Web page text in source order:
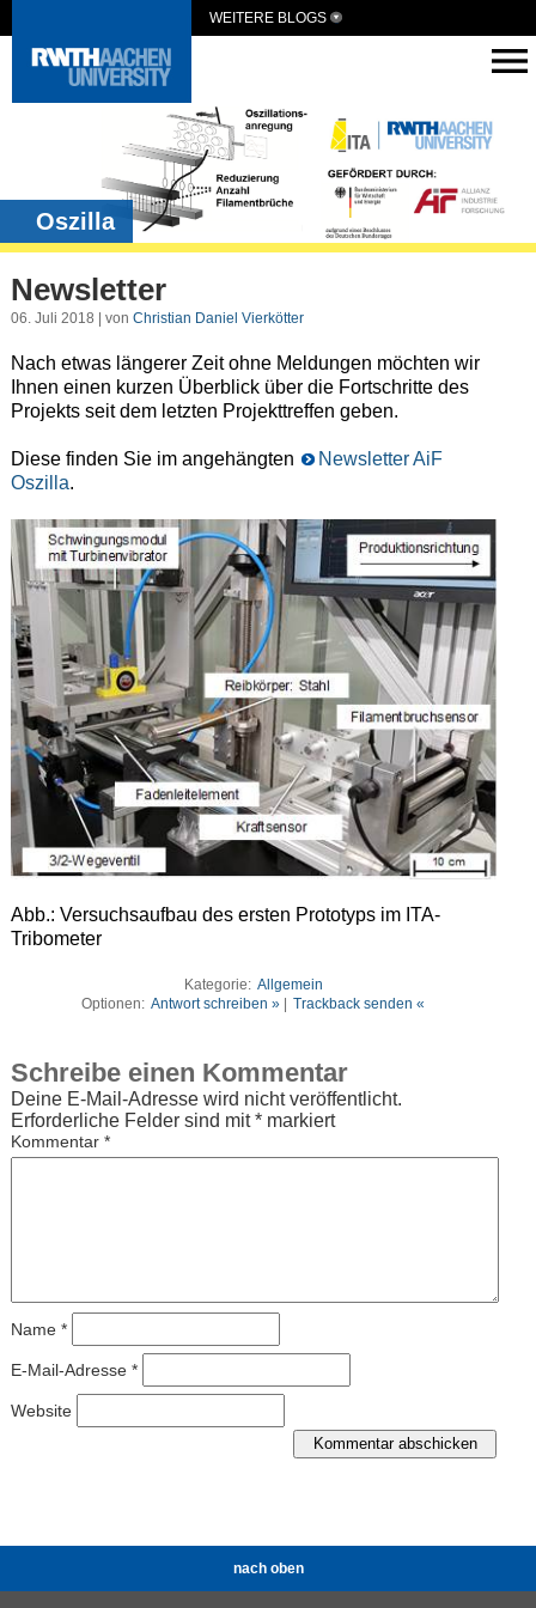
WEITERE BLOGS
Oszilla
Newsletter
06. Juli 2018 | von Christian Daniel Vierkötter
Nach etwas längerer Zeit ohne Meldungen möchten wir
Ihnen einen kurzen Überblick über die Fortschritte des
Projekts seit dem letzten Projekttreffen geben.
Diese finden Sie im angehängten
Newsletter AiF
Oszilla.
Abb.: Versuchsaufbau des ersten Prototyps im ITA-
Tribometer
Kategorie: Allgemein
Optionen: Antwort schreiben » Trackback senden «
Schreibe einen Kommentar
Deine E-Mail-Adresse wird nicht veröffentlicht.
Erforderliche Felder sind mit*markiert
Kommentar *
Name *
E-Mail-Adresse *
Website
nach oben